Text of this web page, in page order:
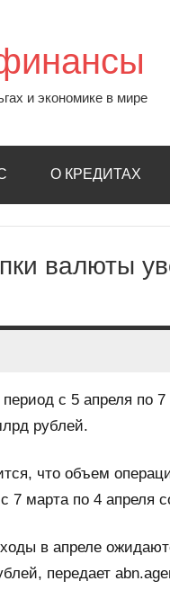
и экономике в мире
О КРЕДИТАХ
валюты
с 5 апреля по
рублей.
что объем
7 марта по 4 апреля
в апреле
передает